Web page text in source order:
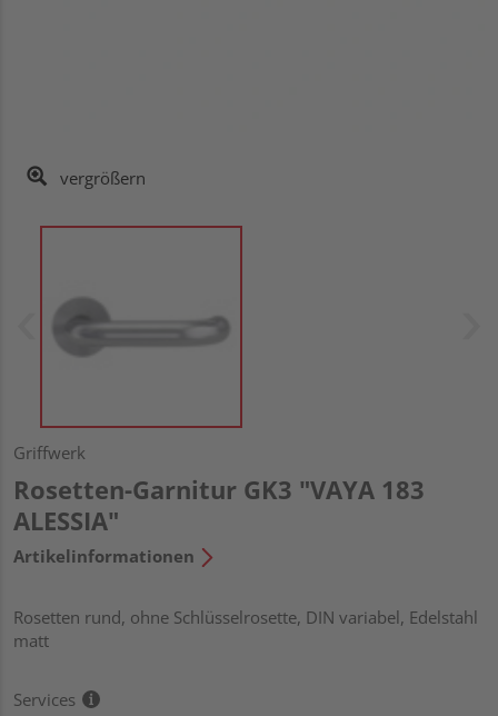
vergrößern
Griffwerk
Rosetten-Garnitur GK3 "VAYA 183
ALESSIA"
Artikelinformationen
Rosetten rund, ohne Schlüsselrosette, DIN variabel, Edelstahl
matt
Services